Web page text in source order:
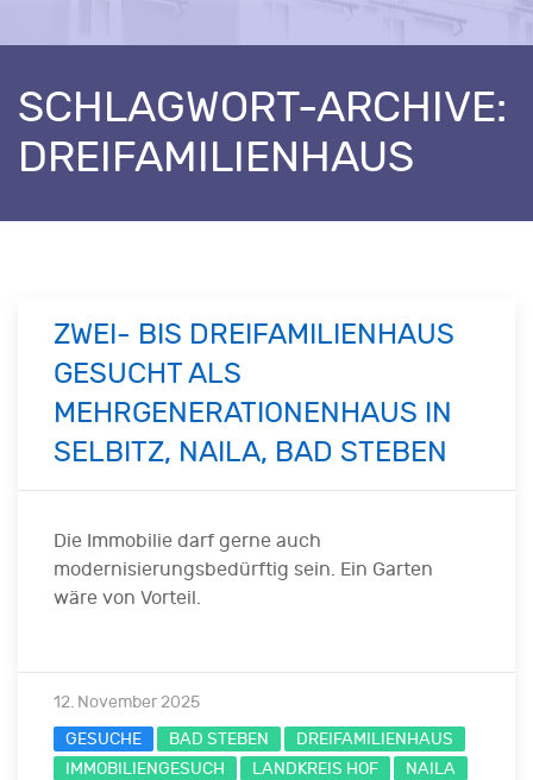
SCHLAGWORT-ARCHIVE:
DREIFAMILIENHAUS
ZWEI- BIS DREIFAMILIENHAUS
GESUCHT ALS
MEHRGENERATIONENHAUS IN
SELBITZ, NAILA, BAD STEBEN
Die Immobilie darf gerne auch
modernisierungsbedürftig sein. Ein Garten
wäre von Vorteil.
12. November 2025
GESUCHE
BAD STEBEN
DREIFAMILIENHAUS
IMMOBILIENGESUCH
LANDKREIS HOF
NAILA